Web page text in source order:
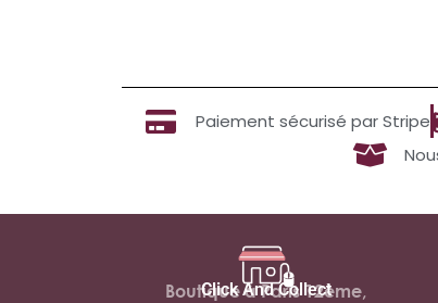
Paiement sécurisé par Stripe
Click And Collect
Boutique à Paris 12ème,